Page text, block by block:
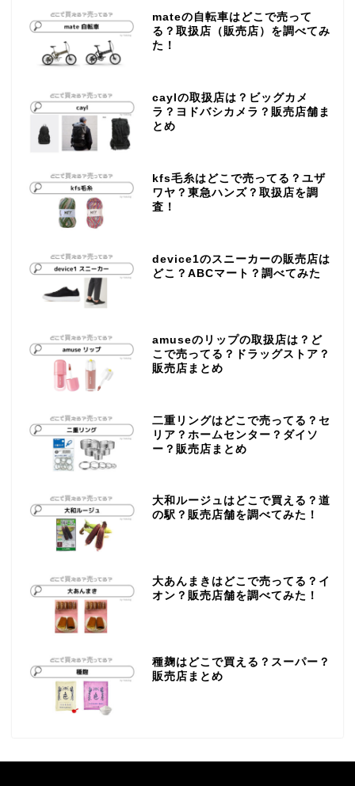
mateの自転車はどこで売って
る？取扱店（販売店）を調べてみ
た！
caylの取扱店は？ビッグカメ
ラ？ヨドバシカメラ？販売店舗ま
とめ
kfs毛糸はどこで売ってる？ユザ
ワヤ？東急ハンズ？取扱店を調
査！
device1のスニーカーの販売店は
どこ？ABCマート？調べてみた
amuseのリップの取扱店は？ど
こで売ってる？ドラッグストア？
販売店まとめ
二重リングはどこで売ってる？セ
リア？ホームセンター？ダイソ
ー？販売店まとめ
大和ルージュはどこで買える？道
の駅？販売店舗を調べてみた！
大あんまきはどこで売ってる？イ
オン？販売店舗を調べてみた！
種麹はどこで買える？スーパー？
販売店まとめ